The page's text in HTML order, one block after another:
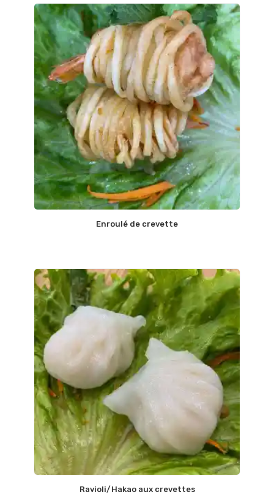
Enroulé de crevette
Ravioli/Hakao aux crevettes